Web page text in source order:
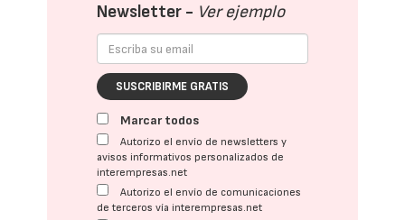
Newsletter - Ver ejemplo
SUSCRIBIRME GRATIS
Marcar todos
Autorizo el envío de newsletters y
avisos informativos personalizados de
interempresas.net
Autorizo el envío de comunicaciones
de terceros vía interempresas.net